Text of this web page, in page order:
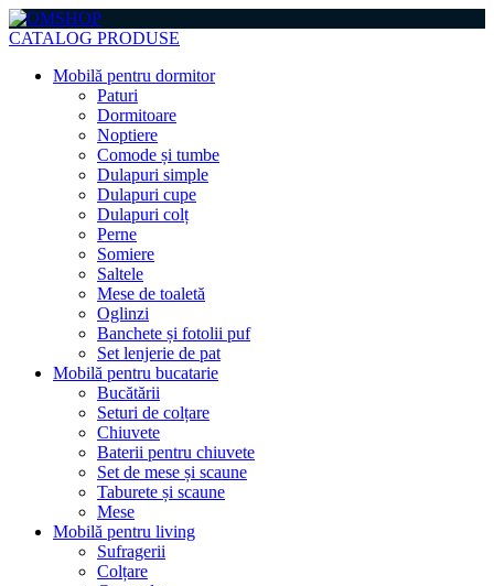
CATALOG PRODUSE
Mobilă pentru dormitor
Paturi
Dormitoare
Noptiere
Comode și tumbe
Dulapuri simple
Dulapuri cupe
Dulapuri colț
Perne
Somiere
Saltele
Mese de toaletă
Oglinzi
Banchete și fotolii puf
Set lenjerie de pat
Mobilă pentru bucatarie
Bucătării
Seturi de colțare
Chiuvete
Baterii pentru chiuvete
Set de mese și scaune
Taburete și scaune
Mese
Mobilă pentru living
Sufragerii
Colțare